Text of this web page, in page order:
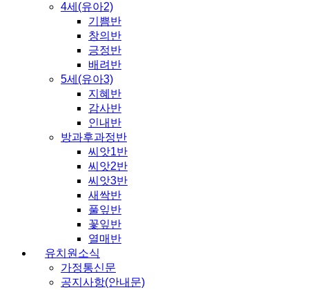
4세(유아2)
기쁨반
창의반
긍정반
배려반
5세(유아3)
지혜반
감사반
인내반
방과후과정반
씨앗1반
씨앗2반
씨앗3반
새싹반
풀잎반
꽃잎반
열매반
유치원소식
가정통신문
공지사항(안내문)